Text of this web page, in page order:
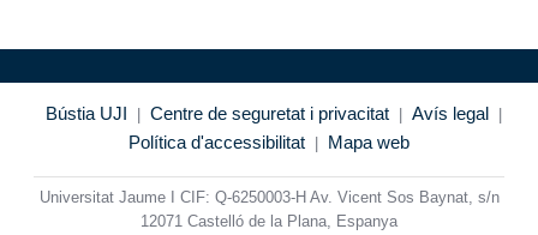
Bústia UJI Centre de seguretat i privacitat Avís legal
Política d'accessibilitat Mapa web
Universitat Jaume I CIF: Q-6250003-H Av. Vicent Sos Baynat, s/n
12071 Castelló de la Plana, Espanya